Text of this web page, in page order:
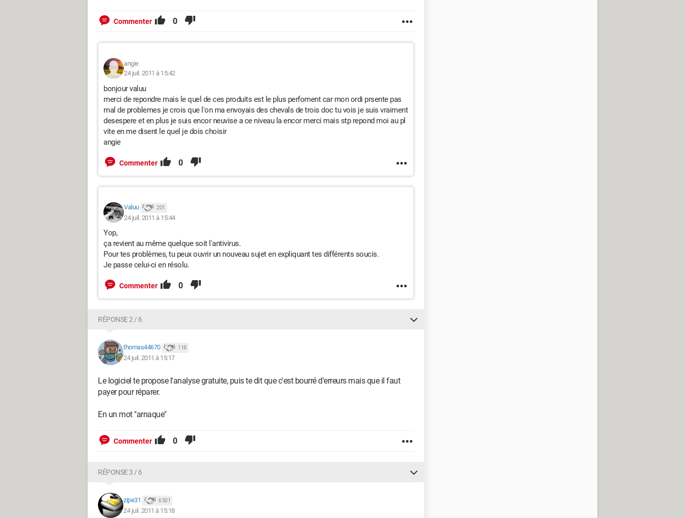
Commenter 0
angie
24 juil. 2011 à 15:42
bonjour valuu
merci de repondre mais le quel de ces produits est le plus perfoment car mon ordi prsente pas
mal de problemes je crois que l'on ma envoyais des chevals de trois doc tu vois je suis vraiment
desespere et en plus je suis encor neuvise a ce niveau la encor merci mais stp repond moi au pl
vite en me disent le quel je dois choisir
angie
Commenter 0
Valuu 201
24 juil. 2011 à 15:44
Yop,
ça revient au même quelque soit l'antivirus.
Pour tes problèmes, tu peux ouvrir un nouveau sujet en expliquant tes différents soucis.
Je passe celui-ci en résolu.
Commenter 0
RÉPONSE 2 / 6
thomas44670 118
24 juil. 2011 à 15:17
Le logiciel te propose l'analyse gratuite, puis te dit que c'est bourré d'erreurs mais que il faut
payer pour réparer.
En un mot "arnaque"
Commenter 0
RÉPONSE 3 / 6
zipe31 6 501
24 juil. 2011 à 15:18